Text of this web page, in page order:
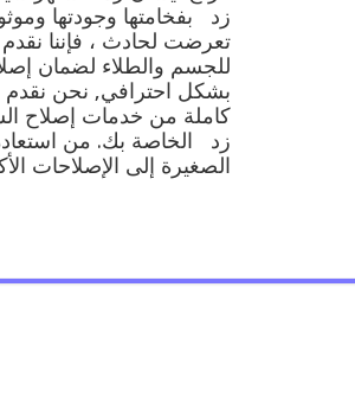
زد
99009551
ورشة
كهربائي
ميكانيكي
خدمة
المساعدة
على
زد بفخامتها وجودتها
تعرضت لحادث ، فإننا
للجسم والطلاء لضمان
بشكل احترافي, نحن
كاملة من خدمات إصلاح
زد الخاصة بك. من
الصغيرة إلى الإصلاحات